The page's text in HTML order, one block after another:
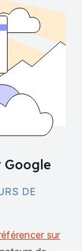
Google
DE
sur